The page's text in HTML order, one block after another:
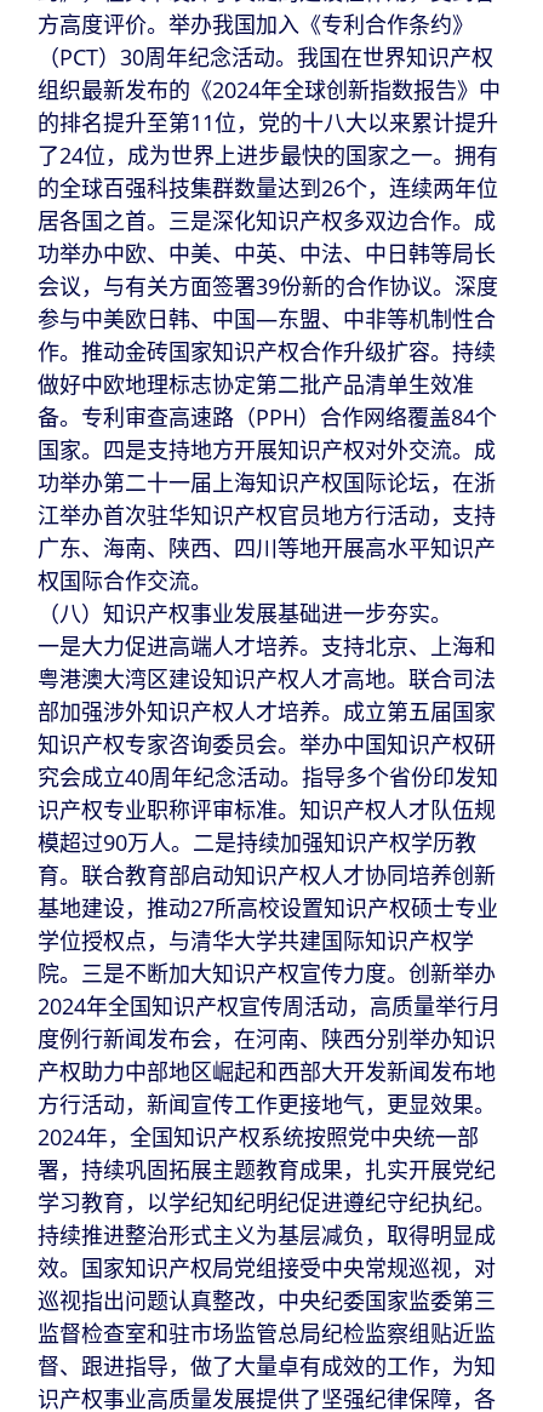
方高度评价。举办我国加入《专利合作条约》
（PCT）30周年纪念活动。我国在世界知识产权
组织最新发布的《2024年全球创新指数报告》中
的排名提升至第11位，党的十八大以来累计提升
了24位，成为世界上进步最快的国家之一。拥有
的全球百强科技集群数量达到26个，连续两年位
居各国之首。三是深化知识产权多双边合作。成
功举办中欧、中美、中英、中法、中日韩等局长
会议，与有关方面签署39份新的合作协议。深度
参与中美欧日韩、中国—东盟、中非等机制性合
作。推动金砖国家知识产权合作升级扩容。持续
做好中欧地理标志协定第二批产品清单生效准
备。专利审查高速路（PPH）合作网络覆盖84个
国家。四是支持地方开展知识产权对外交流。成
功举办第二十一届上海知识产权国际论坛，在浙
江举办首次驻华知识产权官员地方行活动，支持
广东、海南、陕西、四川等地开展高水平知识产
权国际合作交流。
（八）知识产权事业发展基础进一步夯实。
一是大力促进高端人才培养。支持北京、上海和
粤港澳大湾区建设知识产权人才高地。联合司法
部加强涉外知识产权人才培养。成立第五届国家
知识产权专家咨询委员会。举办中国知识产权研
究会成立40周年纪念活动。指导多个省份印发知
识产权专业职称评审标准。知识产权人才队伍规
模超过90万人。二是持续加强知识产权学历教
育。联合教育部启动知识产权人才协同培养创新
基地建设，推动27所高校设置知识产权硕士专业
学位授权点，与清华大学共建国际知识产权学
院。三是不断加大知识产权宣传力度。创新举办
2024年全国知识产权宣传周活动，高质量举行月
度例行新闻发布会，在河南、陕西分别举办知识
产权助力中部地区崛起和西部大开发新闻发布地
方行活动，新闻宣传工作更接地气，更显效果。
2024年，全国知识产权系统按照党中央统一部
署，持续巩固拓展主题教育成果，扎实开展党纪
学习教育，以学纪知纪明纪促进遵纪守纪执纪。
持续推进整治形式主义为基层减负，取得明显成
效。国家知识产权局党组接受中央常规巡视，对
巡视指出问题认真整改，中央纪委国家监委第三
监督检查室和驻市场监管总局纪检监察组贴近监
督、跟进指导，做了大量卓有成效的工作，为知
识产权事业高质量发展提供了坚强纪律保障，各